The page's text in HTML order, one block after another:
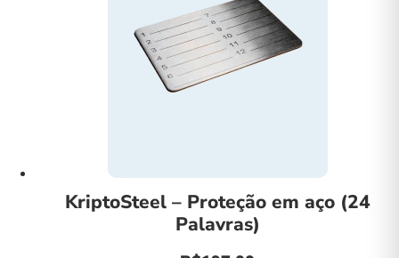
KriptoSteel – Proteção em aço (24
Palavras)